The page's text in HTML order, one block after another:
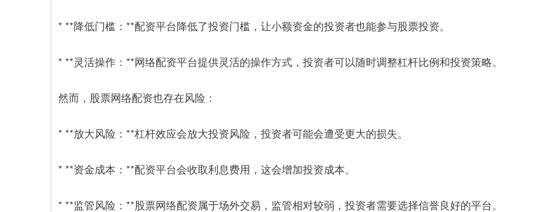
* **降低门槛：**配资平台降低了投资门槛，让小额资金的投资者也能参与股票投资。
* **灵活操作：**网络配资平台提供灵活的操作方式，投资者可以随时调整杠杆比例和投资策略。
然而，股票网络配资也存在风险：
* **放大风险：**杠杆效应会放大投资风险，投资者可能会遭受更大的损失。
* **资金成本：**配资平台会收取利息费用，这会增加投资成本。
* **监管风险：**股票网络配资属于场外交易，监管相对较弱，投资者需要选择信誉良好的平台。